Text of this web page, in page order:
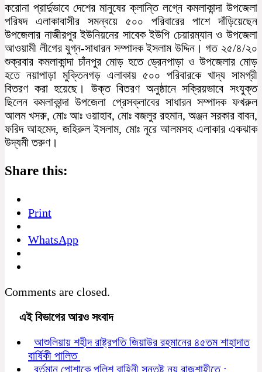
করোনা প্রার্দুভাবে দেশের মানুষের ক্লান্তি লগ্নে কমলাকান্দা উপজেলা
পরিষদ এলাকাবাসীর সমন্বয়ে ৫০০ পরিবারের পাশে দাঁড়িয়েছেন
উপজেলার নাজীরপুর ইউনিয়নের সাবেক ইউপি চেয়ারম্যান ও উপজেলা
আওয়ামী লীগের যুগ্ন-সাধারন সম্পাদক ইসলাম উদ্দিন। গত ২৫/৪/২০
শুক্রবার কমলাকান্দা চাঁনপুর মোড় হতে ড্রেনপাড়া ও উপজেলার মোড়
হতে নয়াপাড়া মুক্তিনগড় এলাকায় ৫০০ পরিবারকে খাদ্য সামগ্রী
বিতরণ করা হয়েছে। উক্ত বিতরণ অনুষ্ঠানে সক্রিয়ভাবে সংযুক্ত
ছিলেন কমলাকান্দা উপজেলা প্রেসক্লাবের সাধারন সম্পাদক ফখরুল
আলম খসরু, মোঃ আঃ ওয়াহাব, মোঃ বজলুর রহমান, অঞ্জন সরকার বাবন,
ফরিদ আহমেদ, জহিরুল ইসলাম, মোঃ নূরে আলমসহ এলাকার একঝাক
উদ্যমী তরুণ।
Share this:
Print
WhatsApp
Comments are closed.
এই বিভাগের আরও সংবাদ
আশুলিয়ায় শহীদ রাষ্ট্রপতি জিয়াউর রহমানের ৪৫তম শাহাদাত
বার্ষিকী পালিত
বর্তমান পোশাকে পুলিশ বাহিনী সন্তুষ্ট নয় রাজশাহীতে :